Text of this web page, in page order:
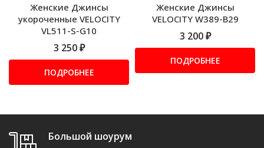
Женские Джинсы
укороченные VELOCITY
VL511-S-G10
3 250 ₽
ПОДРОБНЕЕ
Женские Джинсы
VELOCITY W389-B29
3 200 ₽
ПОДРОБНЕЕ
Большой шоурум